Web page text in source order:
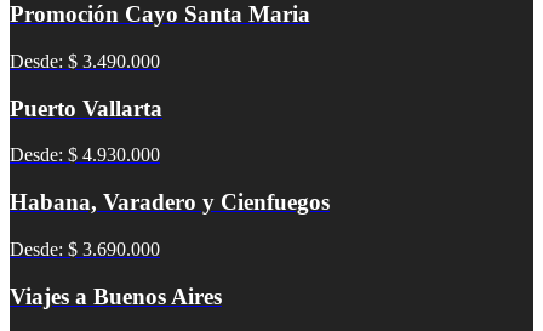
Promoción Cayo Santa Maria
Desde: $ 3.490.000
Puerto Vallarta
Desde: $ 4.930.000
Habana, Varadero y Cienfuegos
Desde: $ 3.690.000
Viajes a Buenos Aires